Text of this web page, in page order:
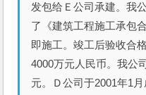
发包给Ｅ公司承建。我
了《建筑工程施工承包
即施工。竣工后验收合
4000万元人民币。我公
元。Ｄ公司于2001年1